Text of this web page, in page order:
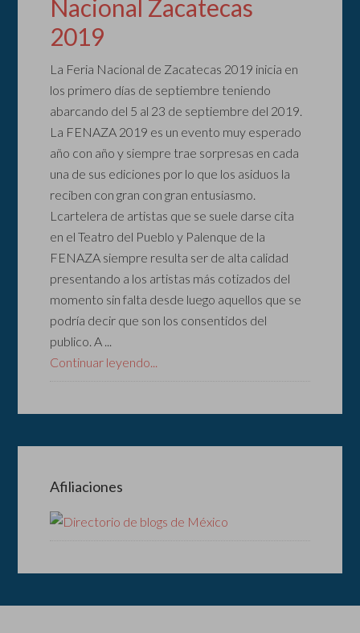
Nacional Zacatecas
2019
La Feria Nacional de Zacatecas 2019 inicia en
los primero días de septiembre teniendo
abarcando del 5 al 23 de septiembre del 2019.
La FENAZA 2019 es un evento muy esperado
año con año y siempre trae sorpresas en cada
una de sus ediciones por lo que los asiduos la
reciben con gran con gran entusiasmo.
Lcartelera de artistas que se suele darse cita
en el Teatro del Pueblo y Palenque de la
FENAZA siempre resulta ser de alta calidad
presentando a los artistas más cotizados del
momento sin falta desde luego aquellos que se
podría decir que son los consentidos del
publico. A ...
Continuar leyendo...
Afiliaciones